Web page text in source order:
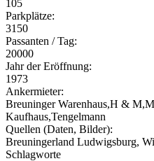
105
Parkplätze:
3150
Passanten / Tag:
20000
Jahr der Eröffnung:
1973
Ankermieter:
Breuninger Warenhaus,H &
Kaufhaus,Tengelmann
Quellen (Daten, Bilder):
Breuningerland Ludwigsburg,
Schlagworte